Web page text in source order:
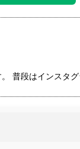
普段はインス